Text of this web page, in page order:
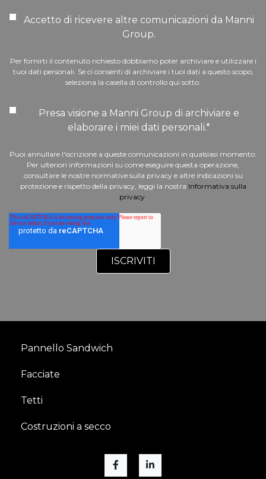
Accetto di ricevere altre comunicazioni da Manni
Group.
Per fornirti il contenuto richiesto dobbiamo poter archiviare e utilizzare i
tuoi dati personali. Se ci consenti di archiviare i tuoi dati a questo scopo,
seleziona la casella di controllo qui sotto.
Presa visione a Manni Group di archiviare e
elaborare i miei dati personali.*
Puoi annullare l'iscrizione a queste comunicazioni in qualsiasi momento.
Per ulteriori informazioni su come eseguire questa operazione,
consultare le nostre normative sulla privacy e altre indicazioni su
protezione e rispetto della privacy, leggi la nostra Informativa sulla
privacy.
Pannello Sandwich
Facciate
Tetti
Costruzioni a secco